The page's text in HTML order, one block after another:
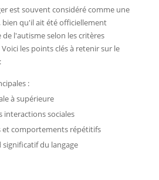
est souvent considéré comme une
qu'il ait été officiellement
l'autisme selon les critères
les points clés à retenir sur le
:
à supérieure
interactions sociales
et comportements répétitifs
significatif du langage